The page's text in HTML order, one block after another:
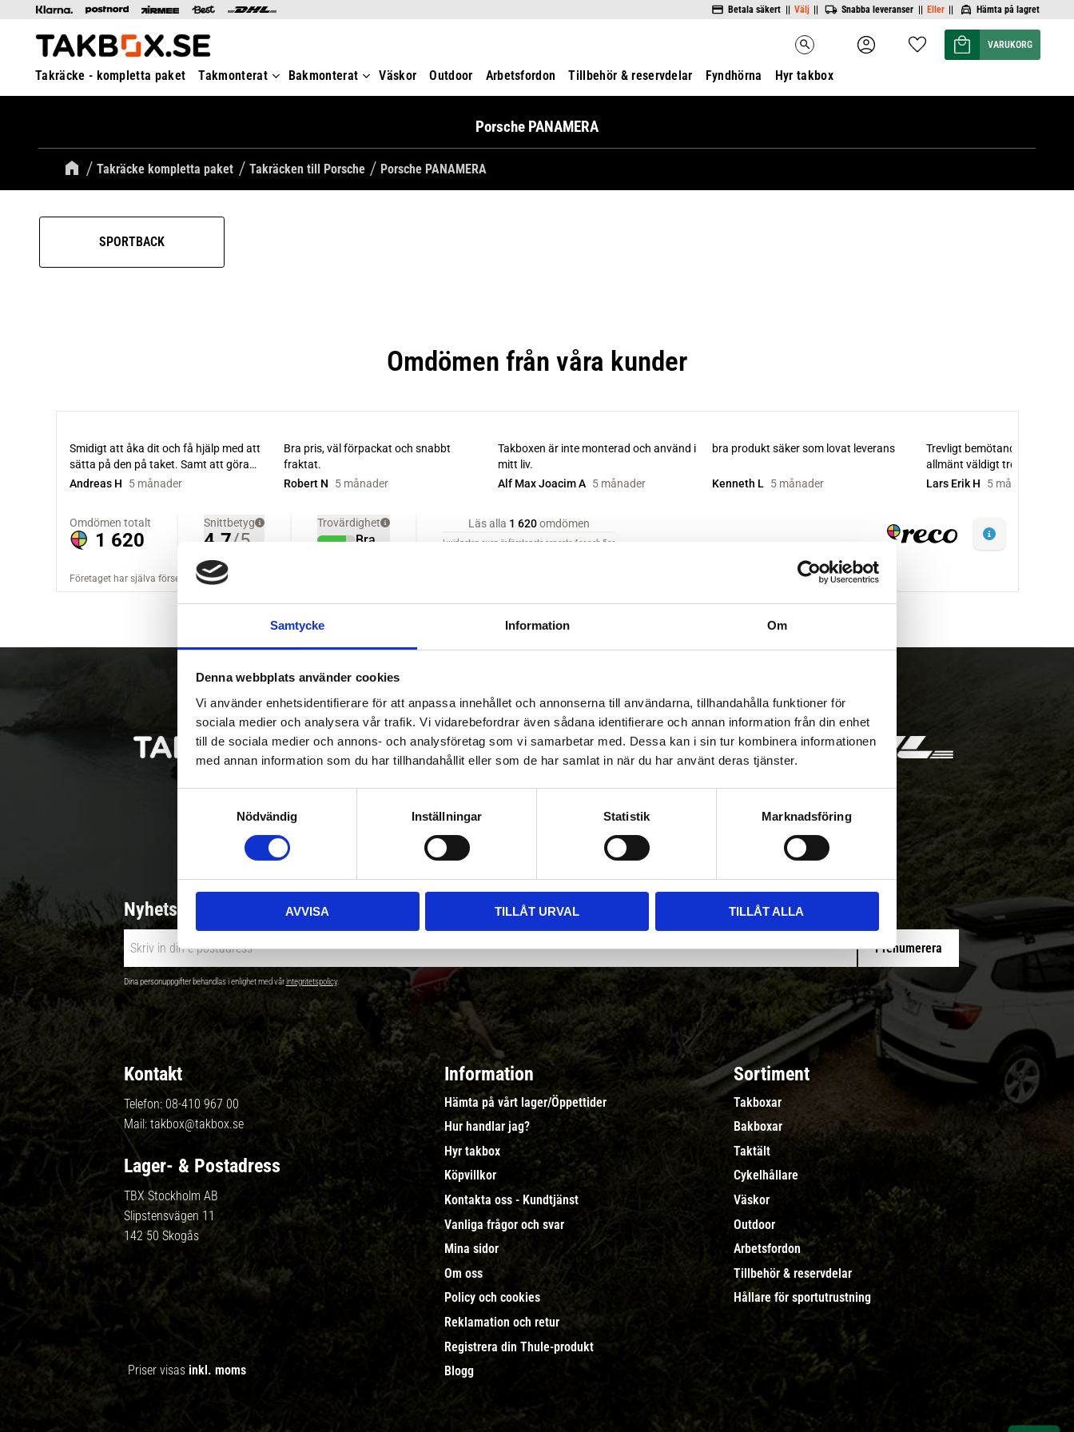
Samtycke Information Om
Denna webbplats använder cookies
Vi använder enhetsidentifierare för att anpassa innehållet och annonserna till användarna, tillhandahålla funktioner för
sociala medier och analysera vår trafik. Vi vidarebefordrar även sådana identifierare och annan information från din enhet
till de sociala medier och annons- och analysföretag som vi samarbetar med. Dessa kan i sin tur kombinera informationen
med annan information som du har tillhandahållit eller som de har samlat in när du har använt deras tjänster.
e
s
v
a
Nödvändig Inställningar Statistik Marknadsföring
AVVISA TILLÅT URVAL TILLÅT ALLA
Betala säkert || Välj || Snabba leveranser || Eller || Hämta på lagret
search Favoriter
Kundvagn
Takräcke - kompletta paket Takmonterat Bakmonterat Väskor Outdoor Arbetsfordon Tillbehör & reservdelar Fyndhörna Hyr takbox
Porsche PANAMERA
Takräcke kompletta paket Takräcken till Porsche Porsche PANAMERA
SPORTBACK
Betala säkert || Snabba leveranser || Hämta på lagret med/utan montering
Nyhetsbrev - Ta del av nyheter & erbjudanden
Prenumerera
Dina personuppgifter behandlas i enlighet med vårintegritetspolicy.
Kontakt
Telefon: 08-410 967 00
Mail: takbox@takbox.se
Lager- & Postadress
TBX Stockholm AB
Slipstensvägen 11
142 50 Skogås
Information
Hämta på vårt lager/Öppettider
Hur handlar jag?
Hyr takbox
Köpvillkor
Kontakta oss - Kundtjänst
Vanliga frågor och svar
Mina sidor
Om oss
Policy och cookies
Reklamation och retur
Registrera din Thule-produkt
Blogg
Sortiment
Takboxar
Bakboxar
Taktält
Cykelhållare
Väskor
Outdoor
Arbetsfordon
Tillbehör & reservdelar
Hållare för sportutrustning
Priser visas inkl. moms